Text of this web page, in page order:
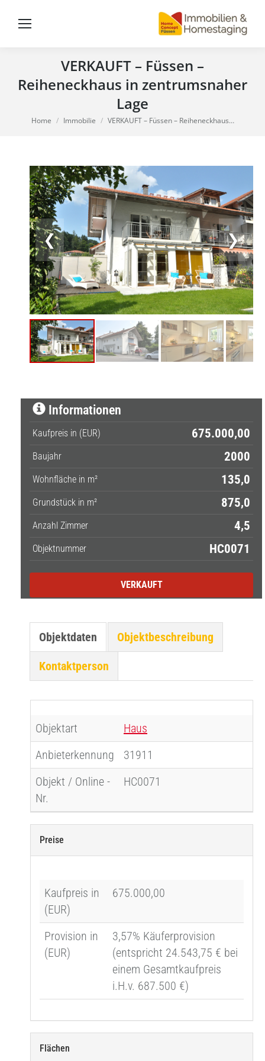
VERKAUFT – Füssen –
Reiheneckhaus in zentrumsnaher
Lage
You are here:
Home Immobilie VERKAUFT – Füssen – Reiheneckhaus…
❮ ❯
Informationen
Kaufpreis in (EUR) 675.000,00
Baujahr 2000
Wohnfläche in m² 135,0
Grundstück in m² 875,0
Anzahl Zimmer 4,5
Objektnummer HC0071
VERKAUFT
Objektdaten Objektbeschreibung
Kontaktperson
Objektart
Haus
Anbieterkennung
31911
Objekt / Online -
Nr.
HC0071
Preise
Kaufpreis in
(EUR)
675.000,00
Provision in
(EUR)
3,57% Käuferprovision
(entspricht 24.543,75 € bei
einem Gesamtkaufpreis
i.H.v. 687.500 €)
Flächen